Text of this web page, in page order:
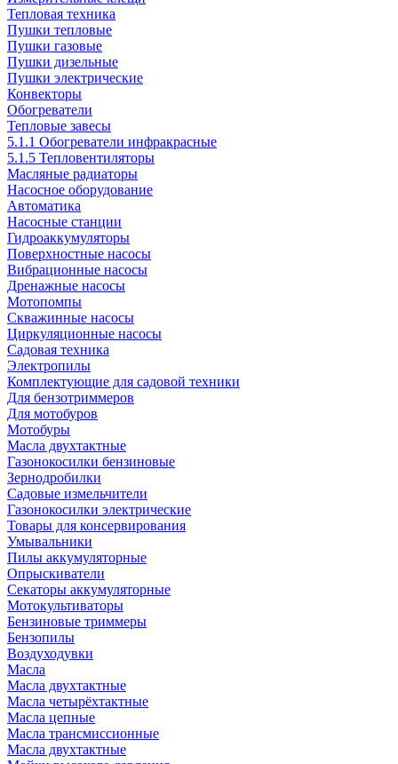
Тепловая техника
Пушки тепловые
Пушки газовые
Пушки дизельные
Пушки электрические
Конвекторы
Обогреватели
Тепловые завесы
5.1.1 Обогреватели инфракрасные
5.1.5 Тепловентиляторы
Масляные радиаторы
Насосное оборудование
Автоматика
Насосные станции
Гидроаккумуляторы
Поверхностные насосы
Вибрационные насосы
Дренажные насосы
Мотопомпы
Скважинные насосы
Циркуляционные насосы
Садовая техника
Электропилы
Комплектующие для садовой техники
Для бензотриммеров
Для мотобуров
Мотобуры
Масла двухтактные
Газонокосилки бензиновые
Зернодробилки
Садовые измельчители
Газонокосилки электрические
Товары для консервирования
Умывальники
Пилы аккумуляторные
Опрыскиватели
Секаторы аккумуляторные
Мотокультиваторы
Бензиновые триммеры
Бензопилы
Воздуходувки
Масла
Масла двухтактные
Масла четырёхтактные
Масла цепные
Масла трансмиссионные
Масла двухтактные